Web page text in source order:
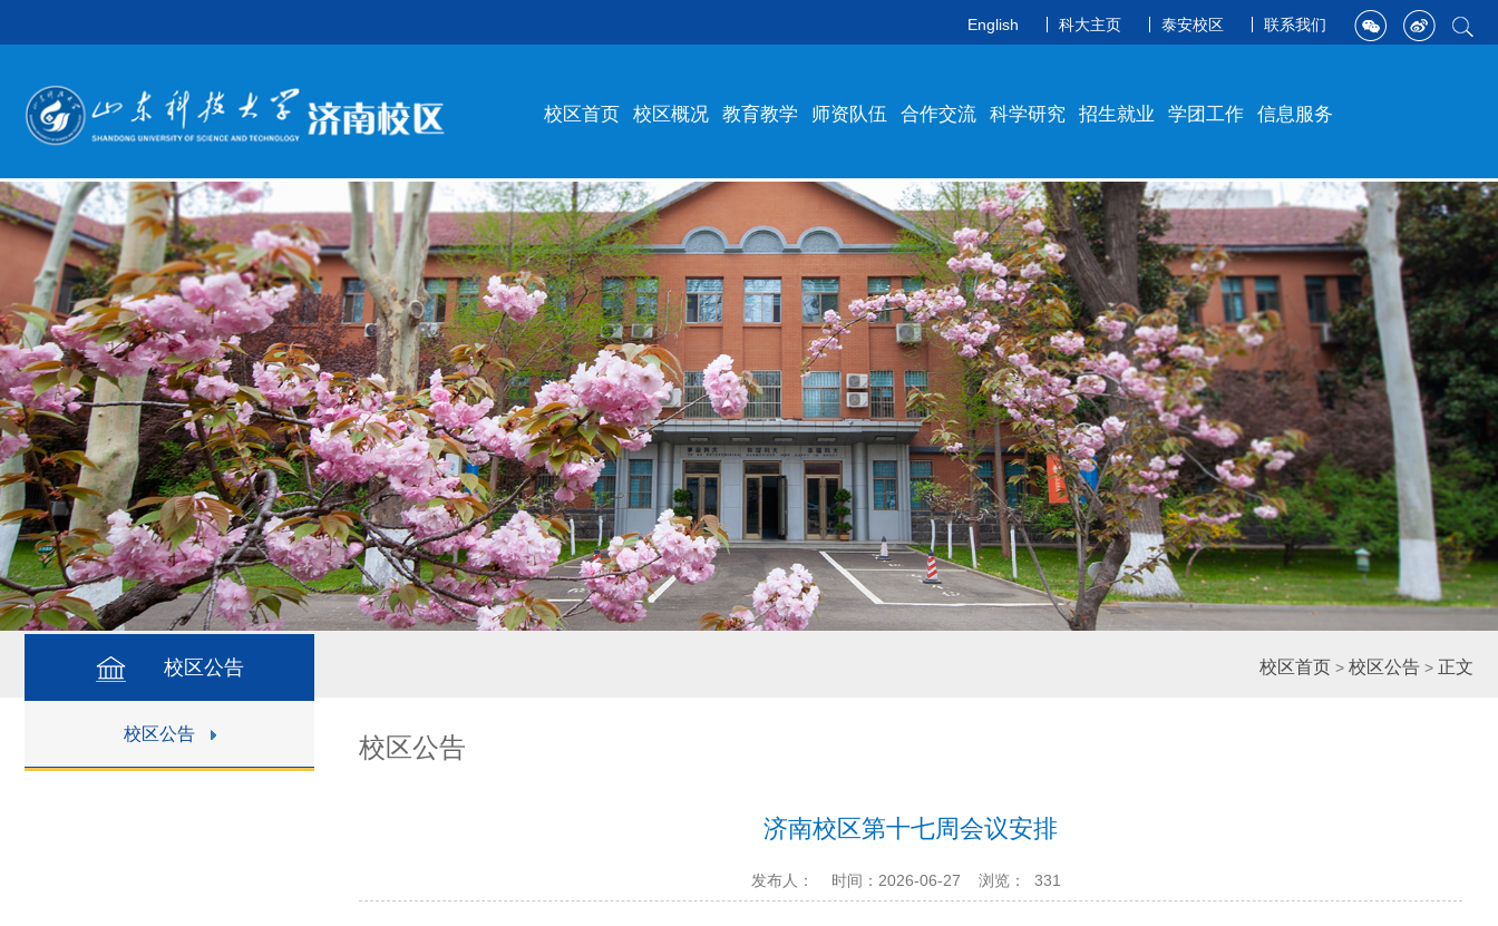
English 科大主页 泰安校区 联系我们
校区首页 校区概况 教育教学 师资队伍 合作交流 科学研究 招生就业 学团工作 信息服务
校区公告 校区首页 > 校区公告 > 正文
校区公告 校区公告
济南校区第十七周会议安排
发布人： 时间：2026-06-27 浏览： 331